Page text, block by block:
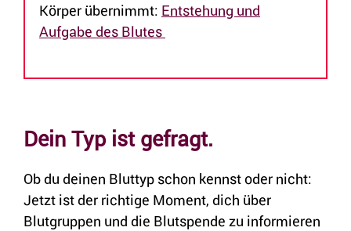
Körper übernimmt: Entstehung und
Aufgabe des Blutes
Dein Typ ist gefragt.
Ob du deinen Bluttyp schon kennst oder nicht:
Jetzt ist der richtige Moment, dich über
Blutgruppen und die Blutspende zu informieren